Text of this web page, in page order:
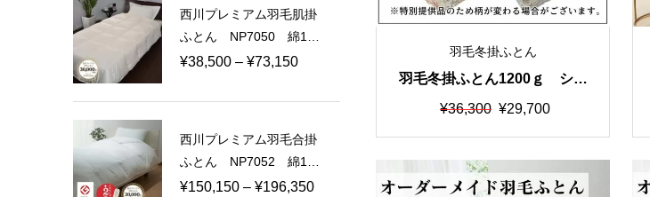
羽毛冬掛ふとん
羽毛冬掛ふとん1200ｇ シン
グル150×210cm 軽量生地
¥36,300 元
価
格
¥29,700
現
の
価
–
西川プレミアム羽毛肌掛
ふとん NP7050 綿10
0％ 60サテン 日本製
¥38,500 – ¥73,150価
帯:
–
西川プレミアム羽毛合掛
ふとん NP7052 綿10
0％ 80ラムコサテン
¥150,150 – ¥196,350価